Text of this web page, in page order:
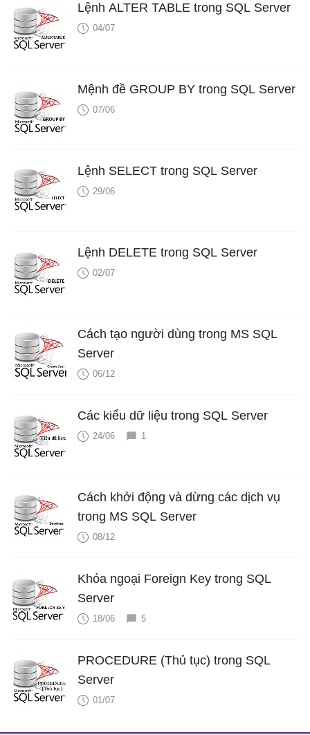
Lệnh ALTER TABLE trong SQL Server
04/07
Mệnh đề GROUP BY trong SQL Server
07/06
Lệnh SELECT trong SQL Server
29/06
Lệnh DELETE trong SQL Server
02/07
Cách tạo người dùng trong MS SQL
Server
06/12
Các kiểu dữ liệu trong SQL Server
24/06 1
Cách khởi động và dừng các dịch vụ
trong MS SQL Server
08/12
Khóa ngoại Foreign Key trong SQL
Server
18/06 5
PROCEDURE (Thủ tục) trong SQL
Server
01/07